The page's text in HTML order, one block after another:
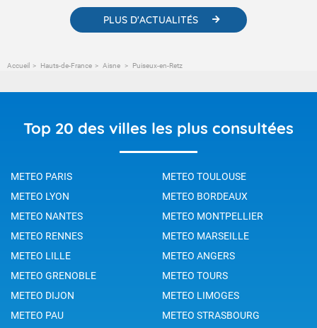
PLUS D'ACTUALITÉS
Accueil Hauts-de-France Aisne Puiseux-en-Retz
Top 20 des villes les plus consultées
METEO PARIS
METEO TOULOUSE
METEO LYON
METEO BORDEAUX
METEO NANTES
METEO MONTPELLIER
METEO RENNES
METEO MARSEILLE
METEO LILLE
METEO ANGERS
METEO GRENOBLE
METEO TOURS
METEO DIJON
METEO LIMOGES
METEO PAU
METEO STRASBOURG